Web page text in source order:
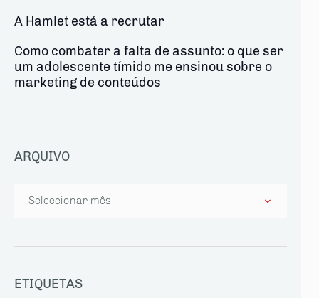
A Hamlet está a recrutar
Como combater a falta de assunto: o que ser
um adolescente tímido me ensinou sobre o
marketing de conteúdos
ARQUIVO
ETIQUETAS